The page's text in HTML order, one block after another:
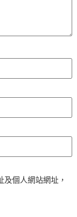
個人網站網址，